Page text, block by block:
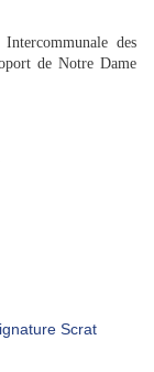
des
de Notre Dame